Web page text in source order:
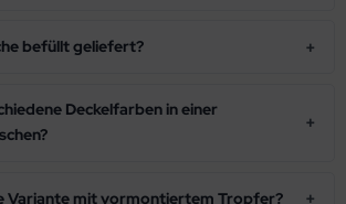
befüllt geliefert?
Deckelfarben in einer
Variante mit vormontiertem Tropfer?